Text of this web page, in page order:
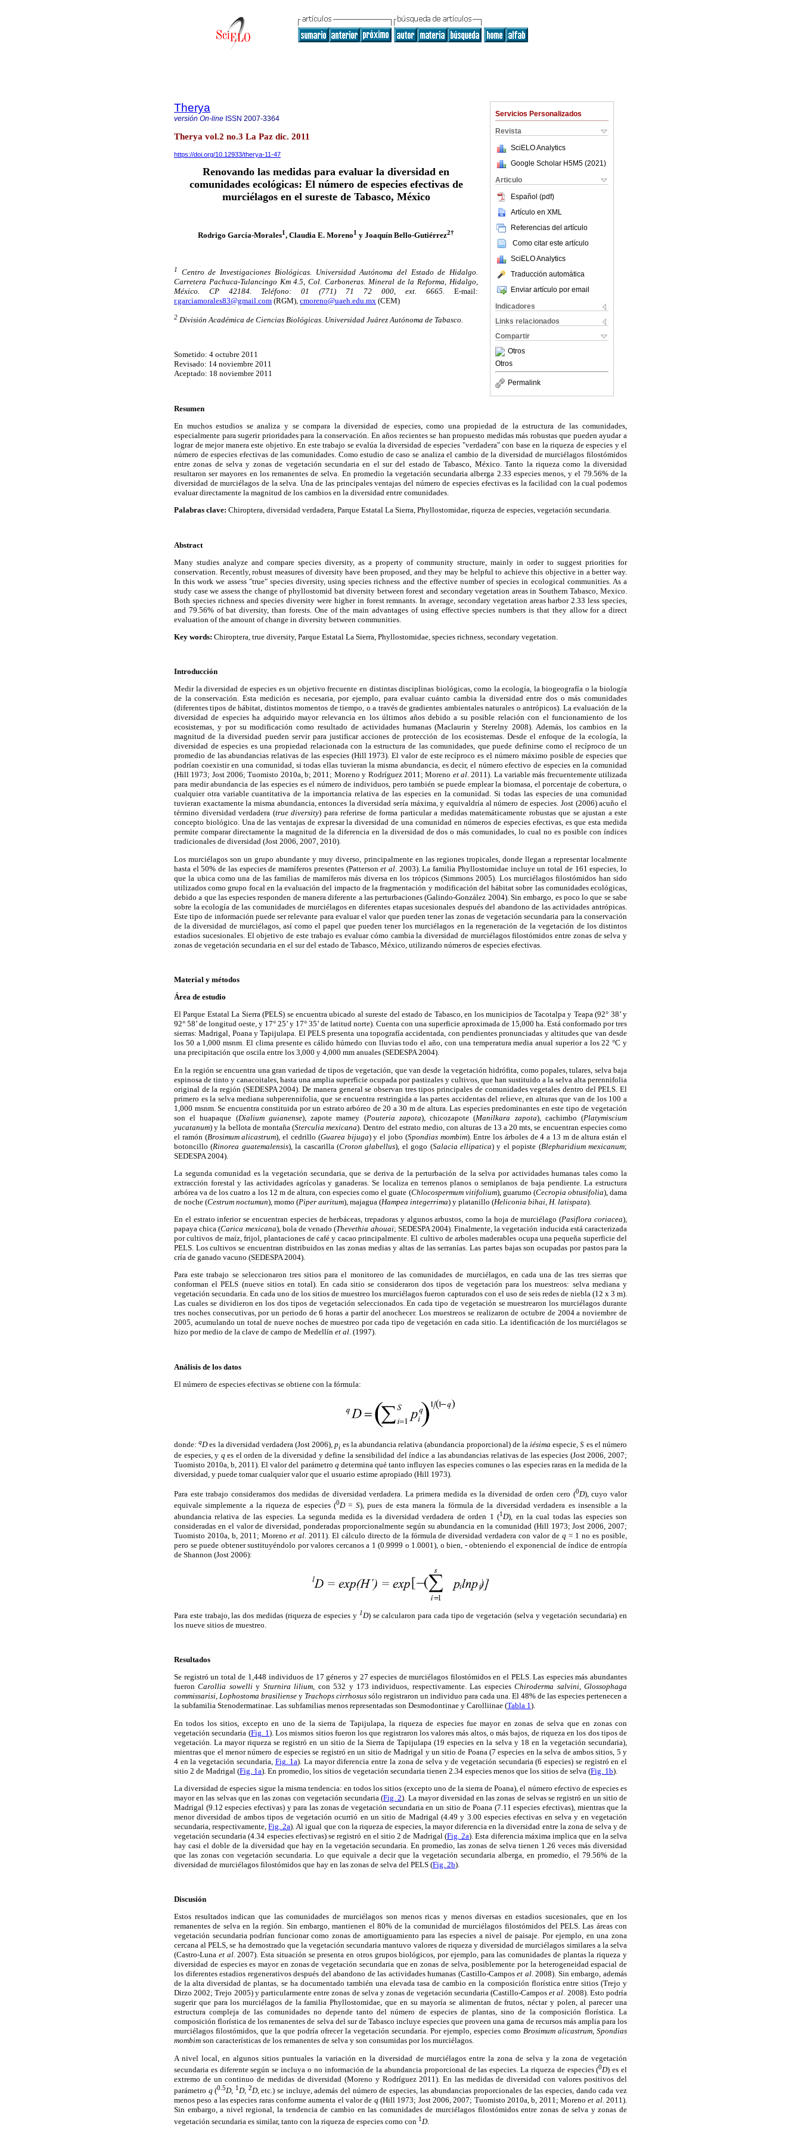
Servicios Personalizados
Revista
SciELO Analytics
Google Scholar H5M5 (2021 )
Articulo
Español (pdf)
Artículo en XML
Referencias del artículo
Como citar este artículo
SciELO Analytics
Traducción automática
Enviar artículo por email
Indicadores
Links relacionados
Compartir
Otros
Otros
Permalink
Therya
versión On-line ISSN 2007-3364
Therya vol.2 no.3 La Paz dic. 2011
https://doi.org/10.12933/therya-11-47
Renovando las medidas para evaluar la diversidad en
comunidades ecológicas: El número de especies efectivas de
murciélagos en el sureste de Tabasco, México
Rodrigo García-Morales1, Claudia E. Moreno1 y Joaquín Bello-Gutiérrez2†
1 Centro de Investigaciones Biológicas. Universidad Autónoma del Estado de Hidalgo.
Carretera Pachuca-Tulancingo Km 4.5, Col. Carboneras. Mineral de la Reforma, Hidalgo,
México. CP 42184. Teléfono: 01 (771) 71 72 000, ext. 6665.
E-mail:
r.garciamorales83@gmail.com (RGM), cmoreno@uaeh.edu.mx (CEM)
2 División Académica de Ciencias Biológicas. Universidad Juárez Autónoma de Tabasco.
Sometido: 4 octubre 2011
Revisado: 14 noviembre 2011
Aceptado: 18 noviembre 2011
Resumen
En muchos estudios se analiza y se compara la diversidad de especies, como una propiedad de la estructura de las comunidades,
especialmente para sugerir prioridades para la conservación. En años recientes se han propuesto medidas más robustas que pueden ayudar a
lograr de mejor manera este objetivo. En este trabajo se evalúa la diversidad de especies "verdadera" con base en la riqueza de especies y el
número de especies efectivas de las comunidades. Como estudio de caso se analiza el cambio de la diversidad de murciélagos filostómidos
entre zonas de selva y zonas de vegetación secundaria en el sur del estado de Tabasco, México. Tanto la riqueza como la diversidad
resultaron ser mayores en los remanentes de selva. En promedio la vegetación secundaria alberga 2.33 especies menos, y el 79.56% de la
diversidad de murciélagos de la selva. Una de las principales ventajas del número de especies efectivas es la facilidad con la cual podemos
evaluar directamente la magnitud de los cambios en la diversidad entre comunidades.
Palabras clave: Chiroptera, diversidad verdadera, Parque Estatal La Sierra, Phyllostomidae, riqueza de especies, vegetación secundaria.
Abstract
Many studies analyze and compare species diversity, as a property of community structure, mainly in order to suggest priorities for
conservation. Recently, robust measures of diversity have been proposed, and they may be helpful to achieve this objective in a better way.
In this work we assess "true" species diversity, using species richness and the effective number of species in ecological communities. As a
study case we assess the change of phyllostomid bat diversity between forest and secondary vegetation areas in Southern Tabasco, Mexico.
Both species richness and species diversity were higher in forest remnants. In average, secondary vegetation areas harbor 2.33 less species,
and 79.56% of bat diversity, than forests. One of the main advantages of using effective species numbers is that they allow for a direct
evaluation of the amount of change in diversity between communities.
Key words: Chiroptera, true diversity, Parque Estatal La Sierra, Phyllostomidae, species richness, secondary vegetation.
Introducción
Medir la diversidad de especies es un objetivo frecuente en distintas disciplinas biológicas, como la ecología, la biogeografía o la biología
de la conservación. Esta medición es necesaria, por ejemplo, para evaluar cuánto cambia la diversidad entre dos o más comunidades
(diferentes tipos de hábitat, distintos momentos de tiempo, o a través de gradientes ambientales naturales o antrópicos). La evaluación de la
diversidad de especies ha adquirido mayor relevancia en los últimos años debido a su posible relación con el funcionamiento de los
ecosistemas, y por su modificación como resultado de actividades humanas (Maclaurin y Sterelny 2008). Además, los cambios en la
magnitud de la diversidad pueden servir para justificar acciones de protección de los ecosistemas. Desde el enfoque de la ecología, la
diversidad de especies es una propiedad relacionada con la estructura de las comunidades, que puede definirse como el recíproco de un
promedio de las abundancias relativas de las especies (Hill 1973). El valor de este recíproco es el número máximo posible de especies que
podrían coexistir en una comunidad, si todas ellas tuvieran la misma abundancia, es decir, el número efectivo de especies en la comunidad
(Hill 1973; Jost 2006; Tuomisto 2010a, b; 2011; Moreno y Rodríguez 2011; Moreno et al. 2011). La variable más frecuentemente utilizada
para medir abundancia de las especies es el número de individuos, pero también se puede emplear la biomasa, el porcentaje de cobertura, o
cualquier otra variable cuantitativa de la importancia relativa de las especies en la comunidad. Si todas las especies de una comunidad
tuvieran exactamente la misma abundancia, entonces la diversidad sería máxima, y equivaldría al número de especies. Jost (2006) acuño el
término diversidad verdadera (true diversity) para referirse de forma particular a medidas matemáticamente robustas que se ajustan a este
concepto biológico. Una de las ventajas de expresar la diversidad de una comunidad en números de especies efectivas, es que esta medida
permite comparar directamente la magnitud de la diferencia en la diversidad de dos o más comunidades, lo cual no es posible con índices
tradicionales de diversidad (Jost 2006, 2007, 2010).
Los murciélagos son un grupo abundante y muy diverso, principalmente en las regiones tropicales, donde llegan a representar localmente
hasta el 50% de las especies de mamíferos presentes (Pattersonet al . 2003). La familia Phyllostomidae incluye un total de 161 especies, lo
que la ubica como una de las familias de mamíferos más diversa en los trópicos (Simmons 2005). Los murciélagos filostómidos han sido
utilizados como grupo focal en la evaluación del impacto de la fragmentación y modificación del hábitat sobre las comunidades ecológicas,
debido a que las especies responden de manera diferente a las perturbaciones (Galindo-González 2004). Sin embargo, es poco lo que se sabe
sobre la ecología de las comunidades de murciélagos en diferentes etapas sucesionales después del abandono de las actividades antrópicas.
Este tipo de información puede ser relevante para evaluar el valor que pueden tener las zonas de vegetación secundaria para la conservación
de la diversidad de murciélagos, así como el papel que pueden tener los murciélagos en la regeneración de la vegetación de los distintos
estadios sucesionales. El objetivo de este trabajo es evaluar cómo cambia la diversidad de murciélagos filostómidos entre zonas de selva y
zonas de vegetación secundaria en el sur del estado de Tabasco, México, utilizando números de especies efectivas.
Material y métodos
Área de estudio
El Parque Estatal La Sierra (PELS) se encuentra ubicado al sureste del estado de Tabasco, en los municipios de Tacotalpa y Teapa (92° 38’ y
92° 58’ de longitud oeste, y 17° 25’ y 17° 35’ de latitud norte). Cuenta con una superficie aproximada de 15,000 ha. Está conformado por tres
sierras: Madrigal, Poana y Tapijulapa. El PELS presenta una topografía accidentada, con pendientes pronunciadas y altitudes que van desde
los 50 a 1,000 msnm. El clima presente es cálido húmedo con lluvias todo el año, con una temperatura media anual superior a los 22 °C y
una precipitación que oscila entre los 3,000 y 4,000 mm anuales (SEDESPA 2004).
En la región se encuentra una gran variedad de tipos de vegetación, que van desde la vegetación hidrófita, como popales, tulares, selva baja
espinosa de tinto y canacoitales, hasta una amplia superficie ocupada por pastizales y cultivos, que han sustituido a la selva alta perennifolia
original de la región (SEDESPA 2004). De manera general se observan tres tipos principales de comunidades vegetales dentro del PELS. El
primero es la selva mediana subperennifolia, que se encuentra restringida a las partes accidentas del relieve, en alturas que van de los 100 a
1,000 msnm. Se encuentra constituida por un estrato arbóreo de 20 a 30 m de altura. Las especies predominantes en este tipo de vegetación
son el huapaque (Dialium guianense), zapote mamey (Pouteria zapota), chicozapote (Manilkara zapota), cachimbo (Platymiscium
yucatanum) y la bellota de montaña (Sterculia mexicana). Dentro del estrato medio, con alturas de 13 a 20 mts, se encuentran especies como
el ramón (Brosimum alicastrum), el cedrillo (Guarea bijuga) y el jobo (Spondias mombim). Entre los árboles de 4 a 13 m de altura están el
botoncillo (Rinorea guatemalensis), la cascarilla (Croton glabellus), el gogo (Salacia ellipatica) y el popiste (Blepharidium mexicanum;
SEDESPA 2004).
La segunda comunidad es la vegetación secundaria, que se deriva de la perturbación de la selva por actividades humanas tales como la
extracción forestal y las actividades agrícolas y ganaderas. Se localiza en terrenos planos o semiplanos de baja pendiente. La estructura
arbórea va de los cuatro a los 12 m de altura, con especies como el guate (Chlocospermum vitifolium), guarumo (Cecropia obtusifolia), dama
de noche (Cestrum noctumun), momo (Piper auritum), majagua (Hampea integerrima) y platanillo (Heliconia bihai, H. latispata).
En el estrato inferior se encuentran especies de herbáceas, trepadoras y algunos arbustos, como la hoja de murciélago (Pasiflora coriacea),
papaya chica (Carica mexicana), bola de venado (Thevethia ahouai; SEDESPA 2004). Finalmente, la vegetación inducida está caracterizada
por cultivos de maíz, frijol, plantaciones de café y cacao principalmente. El cultivo de arboles maderables ocupa una pequeña superficie del
PELS. Los cultivos se encuentran distribuidos en las zonas medias y altas de las serranías. Las partes bajas son ocupadas por pastos para la
cría de ganado vacuno (SEDESPA 2004).
Para este trabajo se seleccionaron tres sitios para el monitoreo de las comunidades de murciélagos, en cada una de las tres sierras que
conforman el PELS (nueve sitios en total). En cada sitio se consideraron dos tipos de vegetación para los muestreos: selva mediana y
vegetación secundaria. En cada uno de los sitios de muestreo los murciélagos fueron capturados con el uso de seis redes de niebla (12 x 3 m).
Las cuales se dividieron en los dos tipos de vegetación seleccionados. En cada tipo de vegetación se muestrearon los murciélagos durante
tres noches consecutivas, por un periodo de 6 horas a partir del anochecer. Los muestreos se realizaron de octubre de 2004 a noviembre de
2005, acumulando un total de nueve noches de muestreo por cada tipo de vegetación en cada sitio. La identificación de los murciélagos se
hizo por medio de la clave de campo de Medellín et al. (1997).
Análisis de los datos
El número de especies efectivas se obtiene con la fórmula:
donde:qDes la diversidad verdadera (Jost 2006),pi es la abundancia relativa (abundancia proporcional) de laiésima especie,S es el número
de especies, y qes el orden de la diversidad y define la sensibilidad del índice a las abundancias relativas de las especies (Jost 2006, 2007;
Tuomisto 2010a, b, 2011). El valor del parámetro qdetermina qué tanto influyen las especies comunes o las especies raras en la medida de la
diversidad, y puede tomar cualquier valor que el usuario estime apropiado (Hill 1973).
Para este trabajo consideramos dos medidas de diversidad verdadera. La primera medida es la diversidad de orden cero (0D), cuyo valor
equivale simplemente a la riqueza de especies (0D= S), pues de esta manera la fórmula de la diversidad verdadera es insensible a la
abundancia relativa de las especies. La segunda medida es la diversidad verdadera de orden 1 (1D), en la cual todas las especies son
consideradas en el valor de diversidad, ponderadas proporcionalmente según su abundancia en la comunidad (Hill 1973; Jost 2006, 2007;
Tuomisto 2010a, b, 2011; Moreno et al. 2011). El cálculo directo de la fórmula de diversidad verdadera con valor deq = 1 no es posible,
pero se puede obtener sustituyéndolo por valores cercanos a 1 (0.9999 o 1.0001), o bien, - obteniendo el exponencial de índice de entropía
de Shannon (Jost 2006):
Para este trabajo, las dos medidas (riqueza de especies y 1 D) se calcularon para cada tipo de vegetación (selva y vegetación secundaria) en
los nueve sitios de muestreo.
Resultados
Se registró un total de 1,448 individuos de 17 géneros y 27 especies de murciélagos filostómidos en el PELS. Las especies más abundantes
fueronCarollia sowelliy Sturnira lilium, con 532 y 173 individuos, respectivamente. Las especiesChiroderma salvini, Glossophaga
commissarisi, Lophostoma brasiliense y Trachops cirrhosus sólo registraron un individuo para cada una. El 48% de las especies pertenecen a
la subfamilia Stenodermatinae. Las subfamilias menos representadas son Desmodontinae y Carolliinae (Tabla 1).
En todos los sitios, excepto en uno de la sierra de Tapijulapa, la riqueza de especies fue mayor en zonas de selva que en zonas con
vegetación secundaria (Fig. 1 ). Los mismos sitios fueron los que registraron los valores más altos, o más bajos, de riqueza en los dos tipos de
vegetación. La mayor riqueza se registró en un sitio de la Sierra de Tapijulapa (19 especies en la selva y 18 en la vegetación secundaria),
mientras que el menor número de especies se registró en un sitio de Madrigal y un sitio de Poana (7 especies en la selva de ambos sitios, 5 y
4 en la vegetación secundaria, Fig. 1a). La mayor diferencia entre la zona de selva y de vegetación secundaria (6 especies) se registró en el
sitio 2 de Madrigal (Fig. 1a). En promedio, los sitios de vegetación secundaria tienen 2.34 especies menos que los sitios de selva (Fig. 1b).
La diversidad de especies sigue la misma tendencia: en todos los sitios (excepto uno de la sierra de Poana), el número efectivo de especies es
mayor en las selvas que en las zonas con vegetación secundaria (Fig. 2). La mayor diversidad en las zonas de selvas se registró en un sitio de
Madrigal (9.12 especies efectivas) y para las zonas de vegetación secundaria en un sitio de Poana (7.11 especies efectivas), mientras que la
menor diversidad de ambos tipos de vegetación ocurrió en un sitio de Madrigal (4.49 y 3.00 especies efectivas en selva y en vegetación
secundaria, respectivamente,Fig. 2a). Al igual que con la riqueza de especies, la mayor diferencia en la diversidad entre la zona de selva y de
vegetación secundaria (4.34 especies efectivas) se registró en el sitio 2 de Madrigal (Fig. 2a). Esta diferencia máxima implica que en la selva
hay casi el doble de la diversidad que hay en la vegetación secundaria. En promedio, las zonas de selva tienen 1.26 veces más diversidad
que las zonas con vegetación secundaria. Lo que equivale a decir que la vegetación secundaria alberga, en promedio, el 79.56% de la
diversidad de murciélagos filostómidos que hay en las zonas de selva del PELS (Fig. 2b).
Discusión
Estos resultados indican que las comunidades de murciélagos son menos ricas y menos diversas en estadios sucesionales, que en los
remanentes de selva en la región. Sin embargo, mantienen el 80% de la comunidad de murciélagos filostómidos del PELS. Las áreas con
vegetación secundaria podrían funcionar como zonas de amortiguamiento para las especies a nivel de paisaje. Por ejemplo, en una zona
cercana al PELS, se ha demostrado que la vegetación secundaria mantuvo valores de riqueza y diversidad de murciélagos similares a la selva
(Castro-Luna et al. 2007). Esta situación se presenta en otros grupos biológicos, por ejemplo, para las comunidades de plantas la riqueza y
diversidad de especies es mayor en zonas de vegetación secundaria que en zonas de selva, posiblemente por la heterogeneidad espacial de
los diferentes estadios regenerativos después del abandono de las actividades humanas (Castillo-Camposet al. 2008). Sin embargo, además
de la alta diversidad de plantas, se ha documentado también una elevada tasa de cambio en la composición florística entre sitios (Trejo y
Dirzo 2002; Trejo 2005) y particularmente entre zonas de selva y zonas de vegetación secundaria (Castillo-Camposet al. 2008). Esto podría
sugerir que para los murciélagos de la familia Phyllostomidae, que en su mayoría se alimentan de frutos, néctar y polen, al parecer una
estructura compleja de las comunidades no depende tanto del número de especies de plantas, sino de la composición florística. La
composición florística de los remanentes de selva del sur de Tabasco incluye especies que proveen una gama de recursos más amplia para los
murciélagos filostómidos, que la que podría ofrecer la vegetación secundaria. Por ejemplo, especies como Brosimum alicastrum, Spondias
mombim son características de los remanentes de selva y son consumidas por los murciélagos.
A nivel local, en algunos sitios puntuales la variación en la diversidad de murciélagos entre la zona de selva y la zona de vegetación
secundaria es diferente según se incluya o no información de la abundancia proporcional de las especies. La riqueza de especies (0D) es el
extremo de un continuo de medidas de diversidad (Moreno y Rodríguez 2011). En las medidas de diversidad con valores positivos del
parámetro q(0.5D, 1D, 2D, etc.) se incluye, además del número de especies, las abundancias proporcionales de las especies, dando cada vez
menos peso a las especies raras conforme aumenta el valor de q(Hill 1973; Jost 2006, 2007; Tuomisto 2010a, b, 2011; Morenoet al. 2011).
Sin embargo, a nivel regional, la tendencia de cambio en las comunidades de murciélagos filostómidos entre zonas de selva y zonas de
vegetación secundaria es similar, tanto con la riqueza de especies como con 1 D.